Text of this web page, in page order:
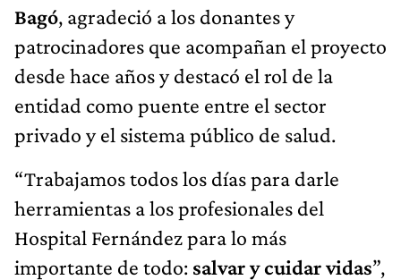
Bagó, agradeció a los donantes y
patrocinadores que acompañan el proyecto
desde hace años y destacó el rol de la
entidad como puente entre el sector
privado y el sistema público de salud.
“Trabajamos todos los días para darle
herramientas a los profesionales del
Hospital Fernández para lo más
importante de todo: salvar y cuidar vidas”,